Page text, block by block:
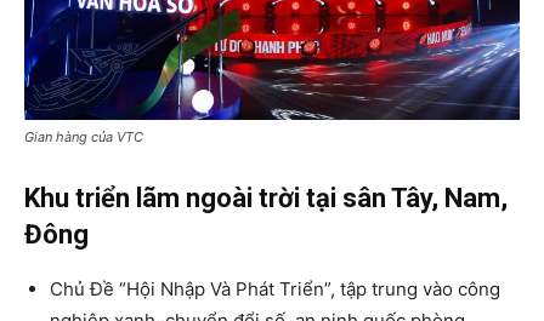
Gian hàng của VTC
Khu triển lãm ngoài trời tại sân Tây, Nam,
Đông
Chủ Đề “Hội Nhập Và Phát Triển”, tập trung vào công